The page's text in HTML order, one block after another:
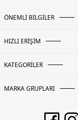
ÖNEMLİ BİLGİLER
HIZLI ERİŞİM
KATEGORİLER
MARKA GRUPLARI